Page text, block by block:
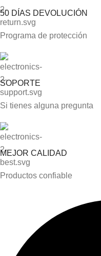
50 DÍAS DEVOLUCIÓN
Programa de protección
SOPORTE
Si tienes alguna pregunta
MEJOR CALIDAD
Productos confiable